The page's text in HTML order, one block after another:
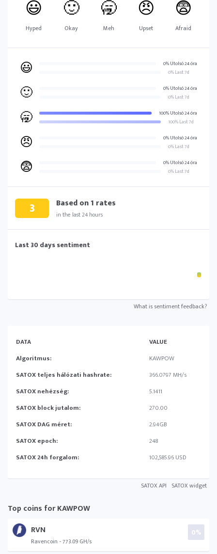
😃
Hyped
🙂
Okay
🥱
Meh
😠
Upset
😨
Afraid
😃
0% Utolsó 24 óra
0% Last 7d
🙂
0% Utolsó 24 óra
0% Last 7d
🥱
100% Utolsó 24 óra
100% Last 7d
😠
0% Utolsó 24 óra
0% Last 7d
😨
0% Utolsó 24 óra
0% Last 7d
3 Based on1 rates
in the last 24 hours
Last 30 days sentiment
What is sentiment feedback?
DATA
VALUE
Algoritmus:
KAWPOW
SATOX teljes hálózati hashrate:
366.0797 MH/s
SATOX nehézség:
5.1411
SATOX block jutalom:
270.00
SATOX DAG méret:
2.94GB
SATOX epoch:
248
SATOX 24h forgalom:
102,585.96 USD
SATOX API SATOX widget
Top coins for KAWPOW
RVN
Ravencoin - 773.09 GH/s
0%